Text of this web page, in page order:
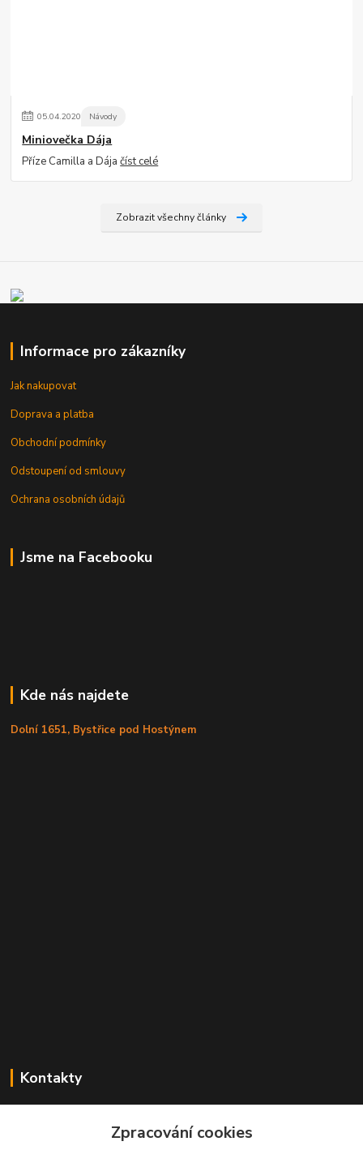
05.04.2020 Návody
Miniovečka Dája
Příze Camilla a Dájačíst celé
Zobrazit všechny články
Informace pro zákazníky
Jak nakupovat
Doprava a platba
Obchodní podmínky
Odstoupení od smlouvy
Ochrana osobních údajů
Jsme na Facebooku
Kde nás najdete
Dolní 1651, Bystřice pod Hostýnem
Kontakty
+420 725 613 837
Zpracování cookies